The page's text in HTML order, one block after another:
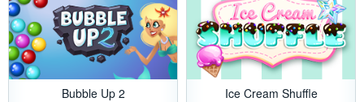
Bubble Up 2
Ice Cream Shuffle